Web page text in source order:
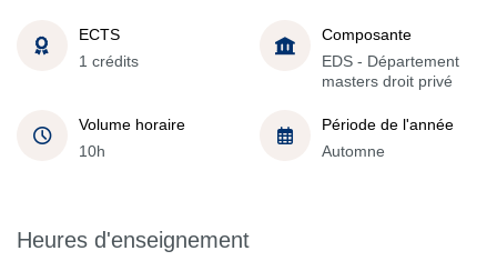
ECTS
1 crédits
Composante
EDS - Département
masters droit privé
Volume horaire
10h
Période de l'année
Automne
Heures d'enseignement